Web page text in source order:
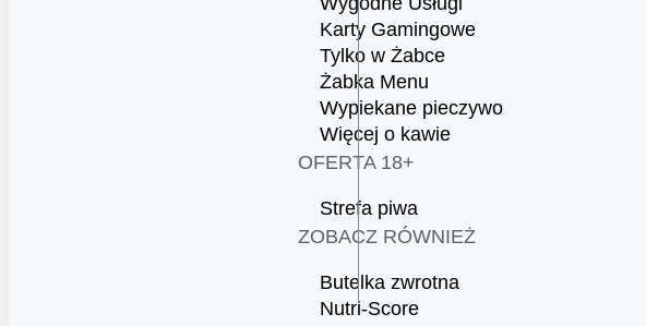
Karty Gamingowe
Tylko w Żabce
Żabka Menu
Wypiekane pieczywo
Więcej o kawie
OFERTA 18+
Strefa piwa
ZOBACZ RÓWNIEŻ
Butelka zwrotna
Nutri-Score